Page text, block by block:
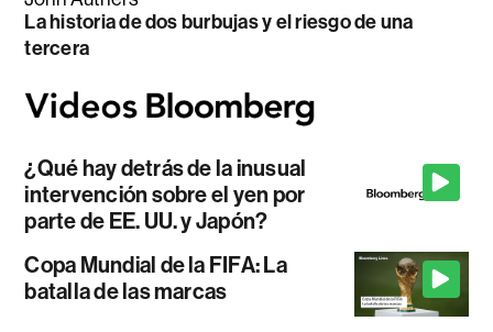
La historia de dos burbujas y el riesgo de una
tercera
¿Qué hay detrás de la inusual
intervención sobre el yen por
parte de EE. UU. y Japón?
Copa Mundial de la FIFA: La
batalla de las marcas